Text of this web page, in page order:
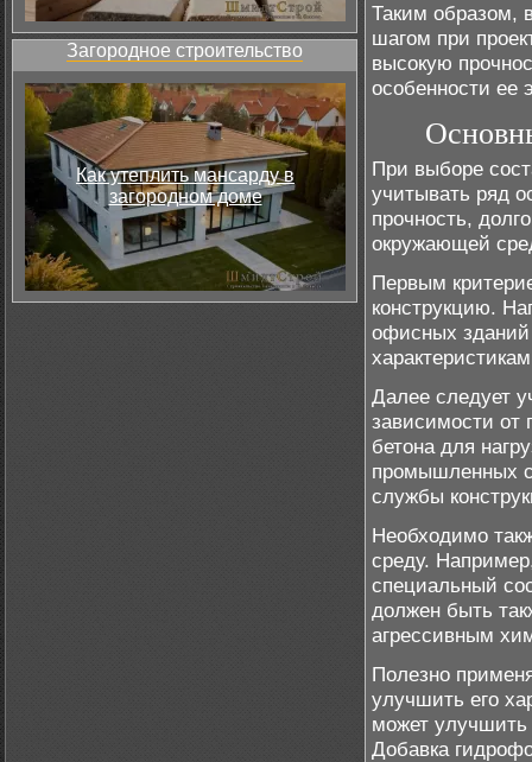
Загородное строительство
Как утеплить мансарду в
загородном доме
Таким образом,
шагом при
высокую
особенности ее
При выборе
учитывать ряд
прочность,
окружающей
Первым
конструкцию.
офисных
Далее следует
зависимости от
бетона для
промышленных
службы
Необходимо
среду.
специальный
должен быть
агрессивным
Полезно
улучшить его
может
Добавка